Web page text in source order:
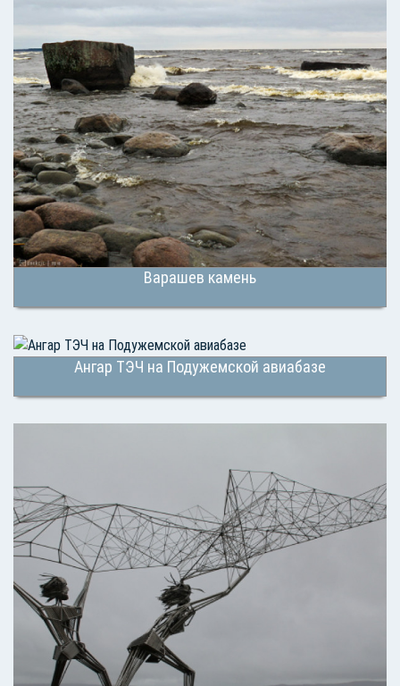
Варашев камень
Ангар ТЭЧ на Подужемской авиабазе